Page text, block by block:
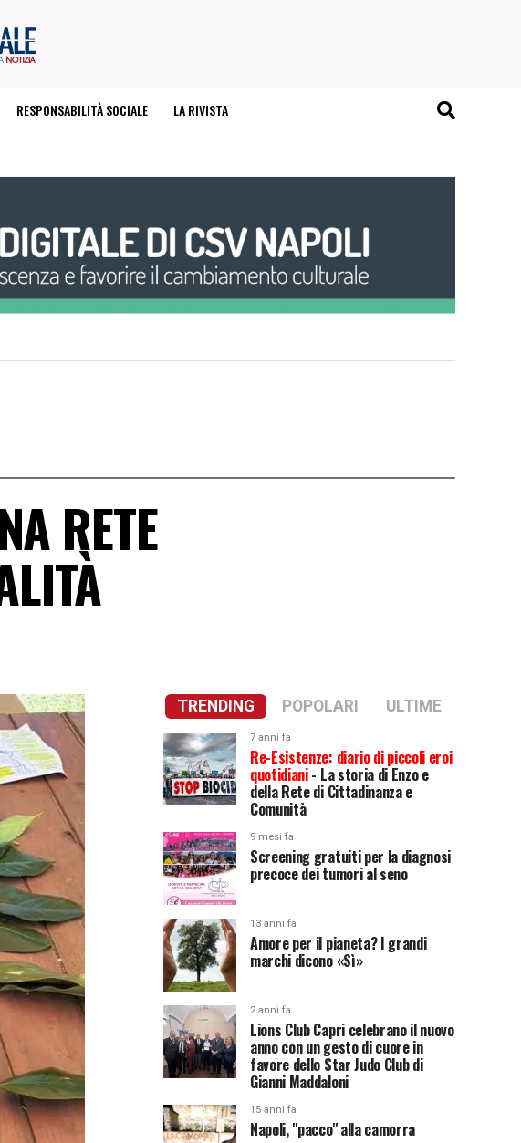
RESPONSABILITÀ SOCIALE LA RIVISTA
RETE
TRENDING POPOLARI ULTIME
7 anni fa
Re-Esistenze: diario di piccoli eroi
quotidiani- La storia di Enzo e
della Rete di Cittadinanza e
Comunità
9 mesi fa
Screening gratuiti per la diagnosi
precoce dei tumori al seno
13 anni fa
Amore per il pianeta? I grandi
marchi dicono «Sì»
2 anni fa
Lions Club Capri celebrano il nuovo
anno con un gesto di cuore in
favore dello Star Judo Club di
Gianni Maddaloni
15 anni fa
Napoli, "pacco" alla camorra